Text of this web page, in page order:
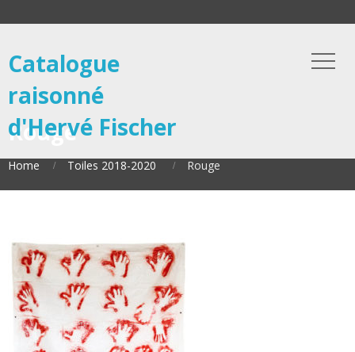
Catalogue
raisonné
d'Hervé Fischer
Rouge
Home Toiles 2018-2020 Rouge